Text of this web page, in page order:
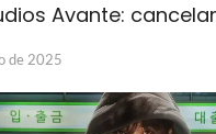
Avante:
de 2025